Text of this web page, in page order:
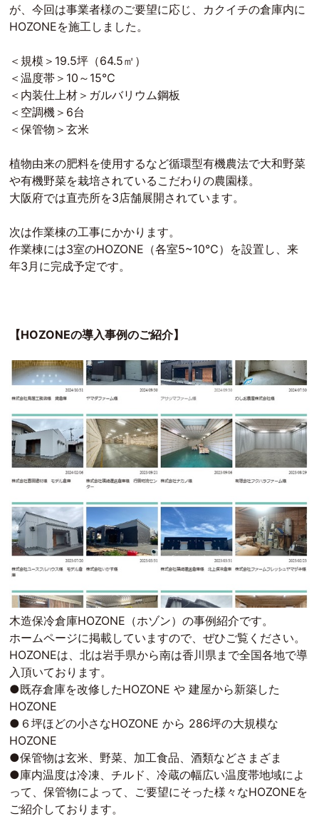
が、今回は事業者様のご要望に応じ、カクイチの倉庫内に
HOZONEを施工しました。
＜規模＞19.5坪（64.5㎡）
＜温度帯＞10～15℃
＜内装仕上材＞ガルバリウム鋼板
＜空調機＞6台
＜保管物＞玄米
植物由来の肥料を使用するなど循環型有機農法で大和野菜
や有機野菜を栽培されているこだわりの農園様。
大阪府では直売所を3店舗展開されています。
次は作業棟の工事にかかります。
作業棟には3室のHOZONE（各室5~10℃）を設置し、来
年3月に完成予定です。
【HOZONEの導入事例のご紹介】
木造保冷倉庫HOZONE（ホゾン）の事例紹介です。
ホームページに掲載していますので、ぜひご覧ください。
HOZONEは、北は岩手県から南は香川県まで全国各地で導
入頂いております。
●既存倉庫を改修したHOZONE や 建屋から新築した
HOZONE
●６坪ほどの小さなHOZONE から 286坪の大規模な
HOZONE
●保管物は玄米、野菜、加工食品、酒類などさまざま
●庫内温度は冷凍、チルド、冷蔵の幅広い温度帯地域によ
って、保管物によって、ご要望にそった様々なHOZONEを
ご紹介しております。